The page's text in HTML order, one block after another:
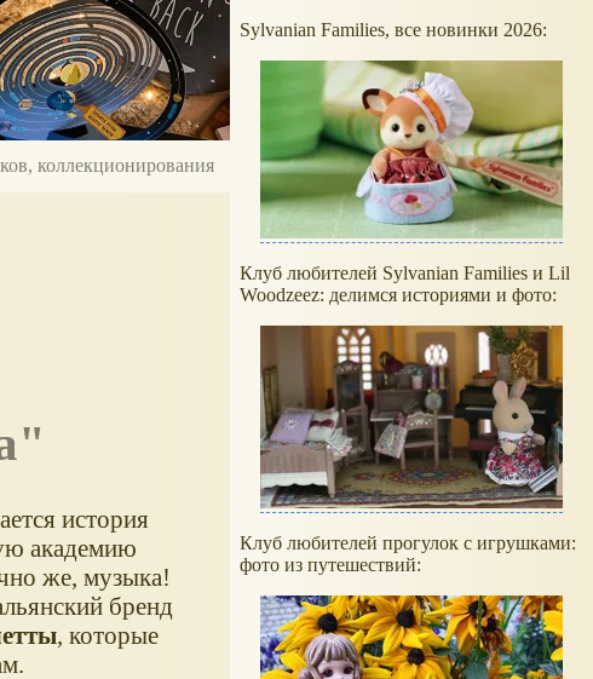
коллекционирования
история
академию
же, музыка!
бренд
, которые
Sylvanian Families, все новинки 2026:
Клуб любителей Sylvanian Families и Lil
Woodzeez: делимся историями и фото:
Клуб любителей прогулок с игрушками:
фото из путешествий: